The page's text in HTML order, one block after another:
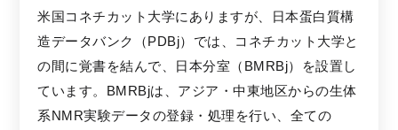
米国コネチカット大学にありますが、日本蛋白質構
造データバンク（PDBj）では、コネチカット大学と
の間に覚書を結んで、日本分室（BMRBj）を設置し
ています。BMRBjは、アジア・中東地区からの生体
系NMR実験データの登録・処理を行い、全ての